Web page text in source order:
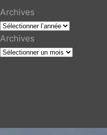
Archives
Archives